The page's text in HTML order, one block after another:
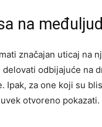
na
značajan uticaj na
odbijajuće na
Ipak, za one koji su
otvoreno pokazati.